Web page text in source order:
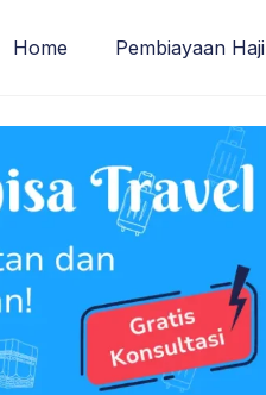
Home Pembiayaan Haji